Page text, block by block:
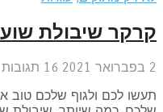
שיבולת שועל
16תגובות
לכם ולגוף שלכם טוב